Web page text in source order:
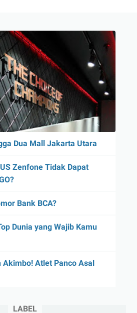
Dua Mall Jakarta Utara
Zenfone Tidak Dapat
Bank BCA?
Dunia yang Wajib Kamu
Akimbo! Atlet Panco Asal
LABEL